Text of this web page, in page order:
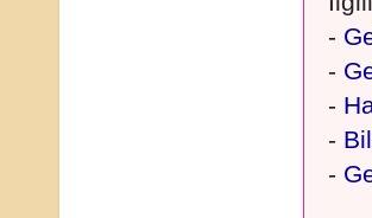
-
-
-
-
-